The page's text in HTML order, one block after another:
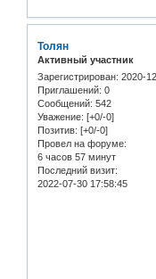
Толян
Активный участник
Зарегистрирован: 2020-
Приглашений: 0
Сообщений: 542
Уважение: [+0/-0]
Позитив: [+0/-0]
Провел на форуме:
6 часов 57 минут
Последний визит:
2022-07-30 17:58:45